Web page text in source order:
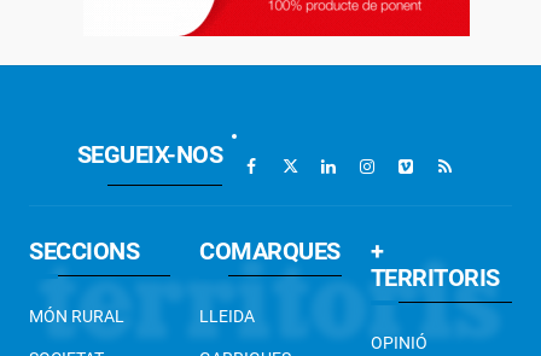
SEGUEIX-NOS
SECCIONS
MÓN RURAL
COMARQUES
LLEIDA
+
TERRITORIS
OPINIÓ